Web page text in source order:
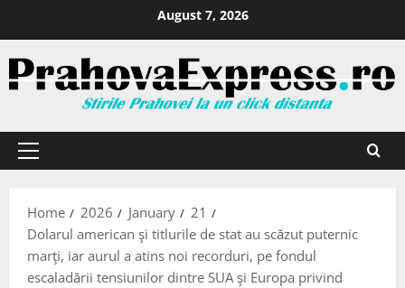
August 7, 2026
Home 2026 January
21
Dolarul american şi titlurile de stat au scăzut puternic
marţi, iar aurul a atins noi recorduri, pe fondul
escaladării tensiunilor dintre SUA şi Europa privind